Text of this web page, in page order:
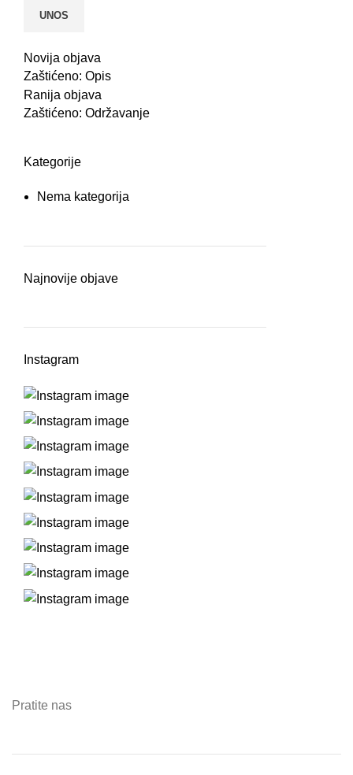
Novija objava
Zaštićeno: Opis
Ranija objava
Zaštićeno: Održavanje
Kategorije
Nema kategorija
Najnovije objave
Instagram
Pratite nas